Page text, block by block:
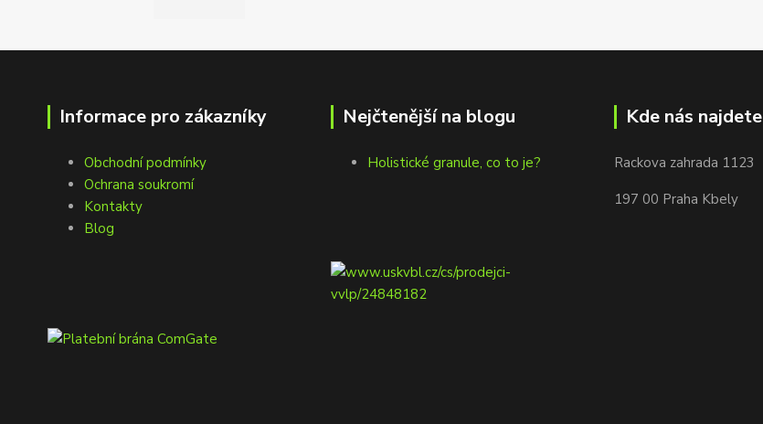
Informace pro zákazníky
Obchodní podmínky
Ochrana soukromí
Kontakty
Blog
Nejčtenější na blogu
Holistické granule, co to je?
Kde nás najdete
Rackova zahrada 1123
197 00 Praha Kbely